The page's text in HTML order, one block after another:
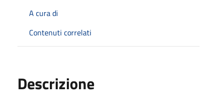
A cura di
Contenuti correlati
Descrizione